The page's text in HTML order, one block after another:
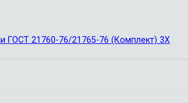
ГОСТ 21760-76/21765-76 (Комплект) 3Х